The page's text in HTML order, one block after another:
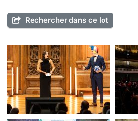
Rechercher dans ce lot